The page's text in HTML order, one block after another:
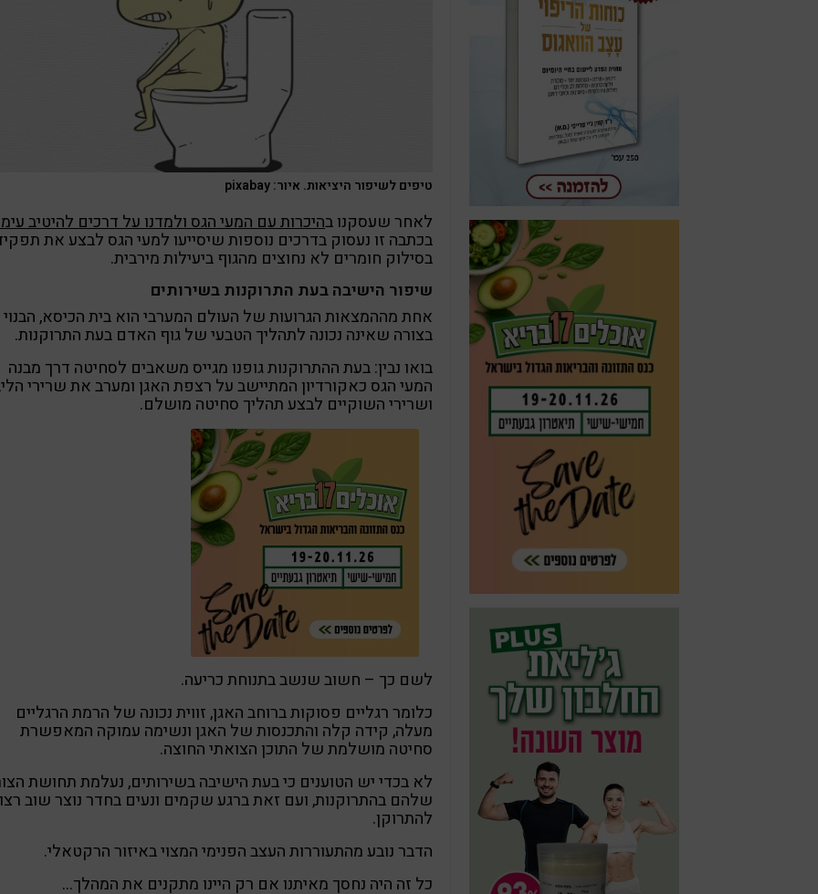
טיפים לשיפור היציאות. איור: pixabay
לאחר שעסקנו בהיכרות עם המעי הגס ולמדנו על דרכים להיטיב
בכתבה זו נעסוק בדרכים נוספות שיסייעו למעי הגס לבצע את
בסילוק חומרים לא נחוצים מהגוף ביעילות מירבית.
שיפור הישיבה בעת התרוקנות בשירותים
אחת מההמצאות הגרועות של העולם המערבי הוא בית הכיסא, הבנוי
בצורה שאינה נכונה לתהליך הטבעי של גוף האדם בעת התרוקנות.
בואו נבין: בעת ההתרוקנות גופנו מגייס משאבים לסחיטה דרך מבנה
המעי הגס כאקורדיון המתיישב על רצפת האגן ומערב את שרירי
ושרירי השוקיים לבצע תהליך סחיטה מושלם.
לשם כך – חשוב שנשב בתנוחת כריעה.
כלומר רגליים פסוקות ברוחב האגן, זווית נכונה של הרמת הרגליים
מעלה, קידה קלה והתכנסות של האגן ונשימה עמוקה המאפשרת
סחיטה מושלמת של התוכן הצואתי החוצה.
לא בכדי יש הטוענים כי בעת הישיבה בשירותים, נעלמת תחושת
שלהם בהתרוקנות, ועם זאת ברגע שקמים ונעים בחדר נוצר שוב
להתרוקן.
הדבר נובע מהתעוררות העצב הפנימי המצוי באיזור הרקטאלי.
כל זה היה נחסך מאיתנו אם רק היינו מתקנים את המהלך…